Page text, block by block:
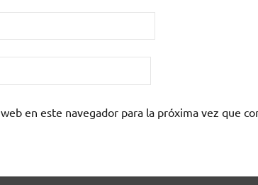
en este navegador para la próxima vez que